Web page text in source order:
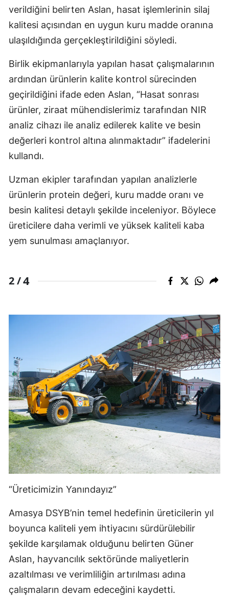
verildiğini belirten Aslan, hasat işlemlerinin silaj
kalitesi açısından en uygun kuru madde oranına
ulaşıldığında gerçekleştirildiğini söyledi.
Birlik ekipmanlarıyla yapılan hasat çalışmalarının
ardından ürünlerin kalite kontrol sürecinden
geçirildiğini ifade eden Aslan, “Hasat sonrası
ürünler, ziraat mühendislerimiz tarafından NIR
analiz cihazı ile analiz edilerek kalite ve besin
değerleri kontrol altına alınmaktadır” ifadelerini
kullandı.
Uzman ekipler tarafından yapılan analizlerle
ürünlerin protein değeri, kuru madde oranı ve
besin kalitesi detaylı şekilde inceleniyor. Böylece
üreticilere daha verimli ve yüksek kaliteli kaba
yem sunulması amaçlanıyor.
2 /4
“Üreticimizin Yanındayız”
Amasya DSYB’nin temel hedefinin üreticilerin yıl
boyunca kaliteli yem ihtiyacını sürdürülebilir
şekilde karşılamak olduğunu belirten Güner
Aslan, hayvancılık sektöründe maliyetlerin
azaltılması ve verimliliğin artırılması adına
çalışmaların devam edeceğini kaydetti.